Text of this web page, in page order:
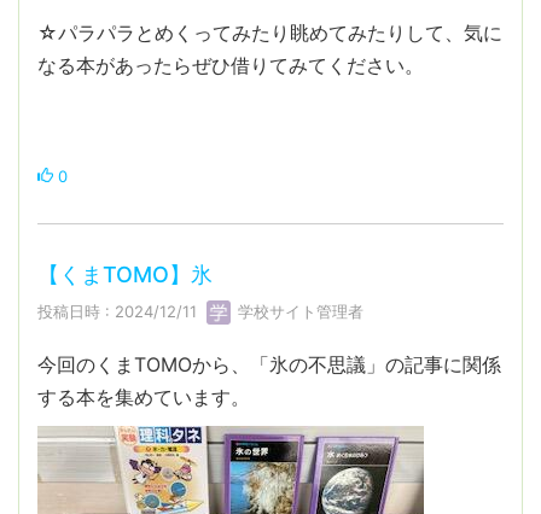
☆パラパラとめくってみたり眺めてみたりして、気に
なる本があったらぜひ借りてみてください。
0
【くまTOMO】氷
投稿日時 : 2024/12/11 学校サイト管理者
今回のくまTOMOから、「氷の不思議」の記事に関係
する本を集めています。